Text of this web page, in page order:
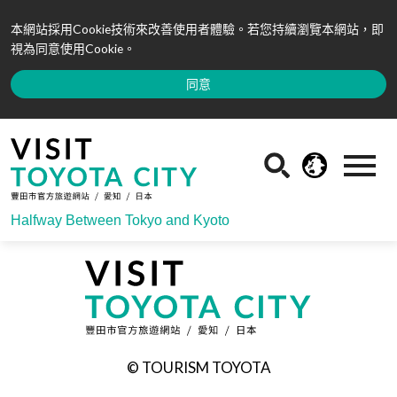
本網站採用Cookie技術來改善使用者體驗。若您持續瀏覽本網站，即
視為同意使用Cookie。
同意
Halfway Between Tokyo and Kyoto
© TOURISM TOYOTA